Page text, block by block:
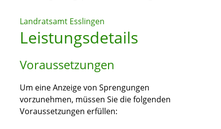
Landratsamt Esslingen
Leistungsdetails
Voraussetzungen
Um eine Anzeige von Sprengungen
vorzunehmen, müssen Sie die folgenden
Voraussetzungen erfüllen: